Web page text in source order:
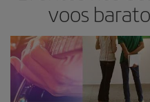
voos